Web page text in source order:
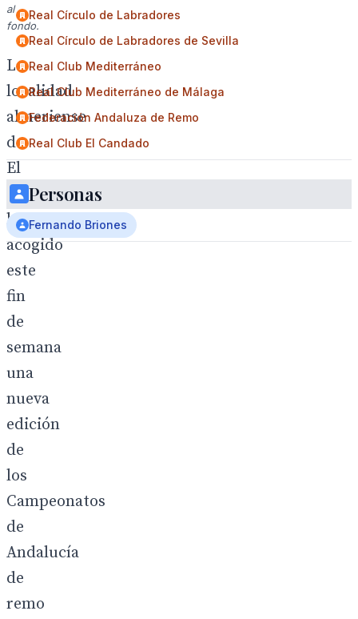
al
fondo.
La
localidad
almeriense
de
El
Ejido
ha
acogido
este
fin
de
semana
una
nueva
edición
de
los
Campeonatos
de
Andalucía
de
remo
Real Círculo de Labradores
Real Círculo de Labradores de Sevilla
Real Club Mediterráneo
Real Club Mediterráneo de Málaga
Federación Andaluza de Remo
Real Club El Candado
Personas
Fernando Briones